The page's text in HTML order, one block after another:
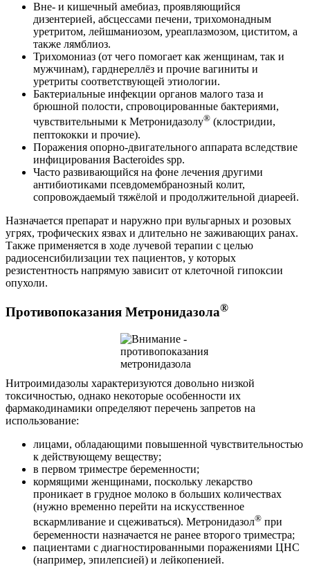
Вне- и кишечный амебиаз, проявляющийся
дизентерией, абсцессами печени, трихомонадным
уретритом, лейшманиозом, уреаплазмозом, циститом, а
также лямблиоз.
Трихомониаз (от чего помогает как женщинам, так и
мужчинам), гарднереллёз и прочие вагиниты и
уретриты соответствующей этиологии.
Бактериальные инфекции органов малого таза и
брюшной полости, спровоцированные бактериями,
чувствительными к Метронидазолу® (клостридии,
пептококки и прочие).
Поражения опорно-двигательного аппарата вследствие
инфицирования Bacteroides spp.
Часто развивающийся на фоне лечения другими
антибиотиками псевдомембранозный колит,
сопровождаемый тяжёлой и продолжительной диареей.
Назначается препарат и наружно при вульгарных и розовых
угрях, трофических язвах и длительно не заживающих ранах.
Также применяется в ходе лучевой терапии с целью
радиосенсибилизации тех пациентов, у которых
резистентность напрямую зависит от клеточной гипоксии
опухоли.
Противопоказания Метронидазола®
Нитроимидазолы характеризуются довольно низкой
токсичностью, однако некоторые особенности их
фармакодинамики определяют перечень запретов на
использование:
лицами, обладающими повышенной чувствительностью
к действующему веществу;
в первом триместре беременности;
кормящими женщинами, поскольку лекарство
проникает в грудное молоко в больших количествах
(нужно временно перейти на искусственное
вскармливание и сцеживаться). Метронидазол® при
беременности назначается не ранее второго триместра;
пациентами с диагностированными поражениями ЦНС
(например, эпилепсией) и лейкопенией.